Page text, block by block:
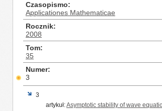
Czasopismo
Applicationes Mathematicae
Rocznik
2008
Tom
35
Numer
3
3
artykuł:Asymptotic stability of wave